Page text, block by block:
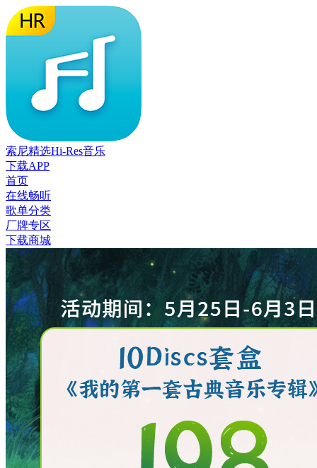
索尼精选Hi-Res音乐
下载APP
首页
在线畅听
歌单分类
厂牌专区
下载商城